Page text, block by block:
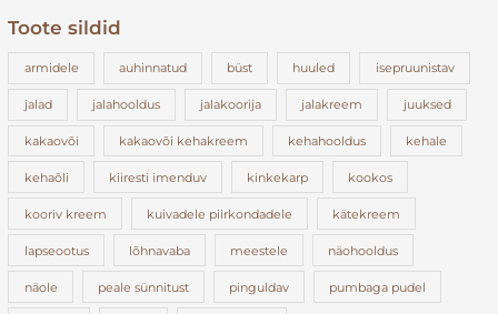
Toote sildid
armidele auhinnatud büst huuled isepruunistav
jalad jalahooldus jalakoorija jalakreem juuksed
kakaovõi kakaovõi kehakreem kehahooldus kehale
kehaõli kiiresti imenduv kinkekarp kookos
kooriv kreem kuivadele piirkondadele kätekreem
lapseootus lõhnavaba meestele näohooldus
näole peale sünnitust pinguldav pumbaga pudel